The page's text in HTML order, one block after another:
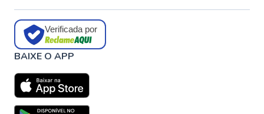
Verificada por
BAIXE O APP